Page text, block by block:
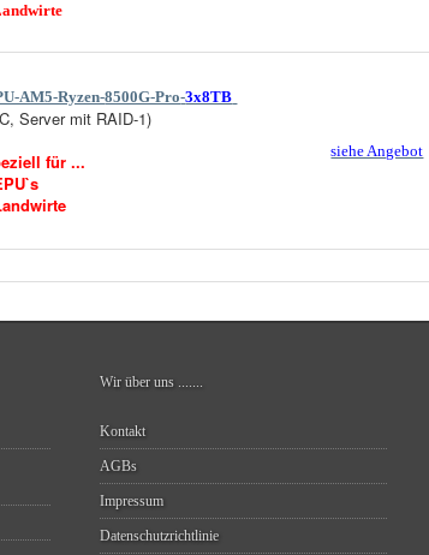
AM5-Ryzen-8500G-Pro-3x8TB
Server mit RAID-1)
für ...
siehe Angebot
Wir über uns.......
Kontakt
AGBs
Impressum
Datenschutzrichtlinie